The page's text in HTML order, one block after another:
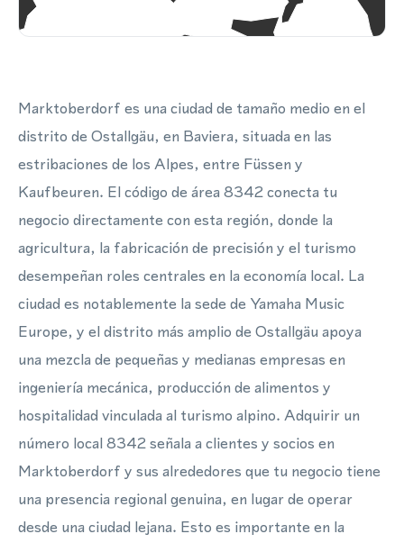
Marktoberdorf es una ciudad de tamaño medio en el
distrito de Ostallgäu, en Baviera, situada en las
estribaciones de los Alpes, entre Füssen y
Kaufbeuren. El código de área 8342 conecta tu
negocio directamente con esta región, donde la
agricultura, la fabricación de precisión y el turismo
desempeñan roles centrales en la economía local. La
ciudad es notablemente la sede de Yamaha Music
Europe, y el distrito más amplio de Ostallgäu apoya
una mezcla de pequeñas y medianas empresas en
ingeniería mecánica, producción de alimentos y
hospitalidad vinculada al turismo alpino. Adquirir un
número local 8342 señala a clientes y socios en
Marktoberdorf y sus alrededores que tu negocio tiene
una presencia regional genuina, en lugar de operar
desde una ciudad lejana. Esto es importante en la